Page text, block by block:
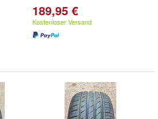
189,95 €
Kostenloser Versand